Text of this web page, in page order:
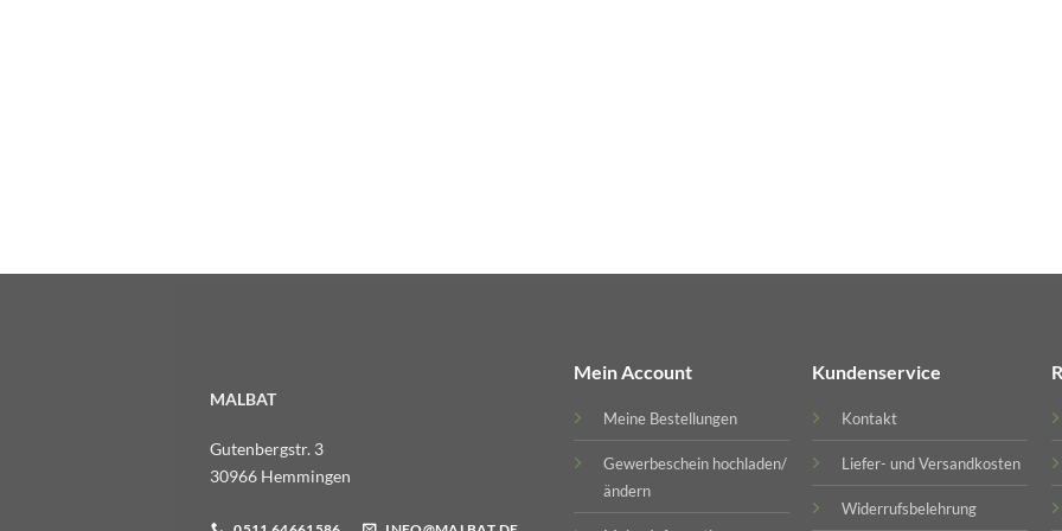
MALBAT
Gutenbergstr. 3
30966 Hemmingen
Mein Account
Meine Bestellungen
Gewerbeschein hochladen/
ändern
Kundenservice
Kontakt
Liefer- und Versandkosten
Widerrufsbelehrung